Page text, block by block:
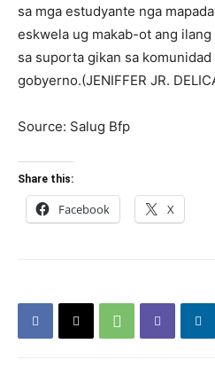
sa mga estudyante nga
eskwela ug makab-ot ang
sa suporta gikan sa
gobyerno.(JENIFFER JR.
Source: Salug Bfp
Share this:
Facebook X